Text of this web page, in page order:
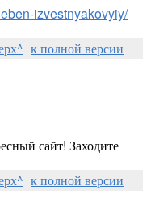
izvestnyakovyiy/
к полной версии
сайт! Заходите
к полной версии